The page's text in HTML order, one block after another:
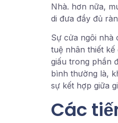
Nhà. hơn nữa,
di đưa đầy đủ
Sự cửa ngôi nhà
tuệ nhân thiết
giấu trong phần
bình thường là,
sự kết hợp giữa
Các